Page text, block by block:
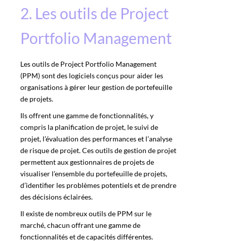
2. Les outils de Project
Portfolio Management
Les outils de Project Portfolio Management
(PPM) sont des logiciels conçus pour aider les
organisations à gérer leur gestion de portefeuille
de projets.
Ils offrent une gamme de fonctionnalités, y
compris la planification de projet, le suivi de
projet, l’évaluation des performances et l’analyse
de risque de projet. Ces outils de gestion de projet
permettent aux gestionnaires de projets de
visualiser l’ensemble du portefeuille de projets,
d’identifier les problèmes potentiels et de prendre
des décisions éclairées.
Il existe de nombreux outils de PPM sur le
marché, chacun offrant une gamme de
fonctionnalités et de capacités différentes.